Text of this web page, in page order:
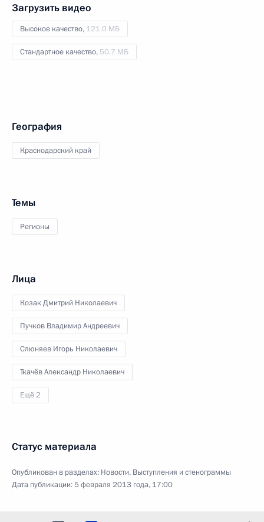
Загрузить видео
Высокое качество, 121.0 МБ
Стандартное качество, 50.7 МБ
География
Краснодарский край
Темы
Регионы
Лица
Козак Дмитрий Николаевич
Пучков Владимир Андреевич
Слюняев Игорь Николаевич
Ткачёв Александр Николаевич
Ещё 2
Статус материала
Опубликован в разделах: Новости, Выступления и стенограммы
Дата публикации:5 февраля 2013 года, 17:00